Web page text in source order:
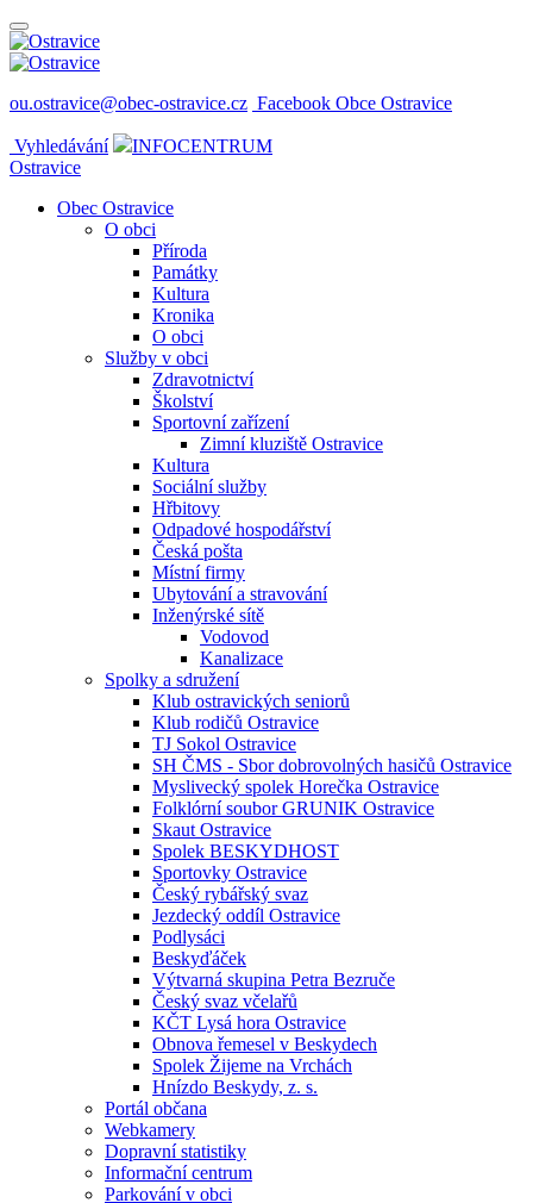
ou.ostravice@obec-ostravice.cz Facebook Obce Ostravice
Vyhledávání
INFOCENTRUM
Ostravice
Obec Ostravice
O obci
Příroda
Památky
Kultura
Kronika
O obci
Služby v obci
Zdravotnictví
Školství
Sportovní zařízení
Zimní kluziště Ostravice
Kultura
Sociální služby
Hřbitovy
Odpadové hospodářství
Česká pošta
Místní firmy
Ubytování a stravování
Inženýrské sítě
Vodovod
Kanalizace
Spolky a sdružení
Klub ostravických seniorů
Klub rodičů Ostravice
TJ Sokol Ostravice
SH ČMS - Sbor dobrovolných hasičů Ostravice
Myslivecký spolek Horečka Ostravice
Folklórní soubor GRUNIK Ostravice
Skaut Ostravice
Spolek BESKYDHOST
Sportovky Ostravice
Český rybářský svaz
Jezdecký oddíl Ostravice
Podlysáci
Beskyďáček
Výtvarná skupina Petra Bezruče
Český svaz včelařů
KČT Lysá hora Ostravice
Obnova řemesel v Beskydech
Spolek Žijeme na Vrchách
Hnízdo Beskydy, z. s.
Portál občana
Webkamery
Dopravní statistiky
Informační centrum
Parkování v obci